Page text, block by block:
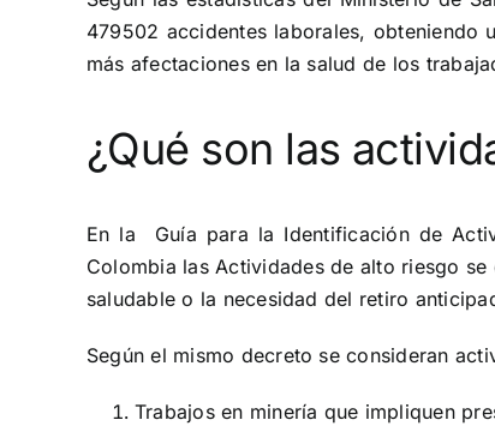
479502 accidentes laborales, obteniendo
más afectaciones en la salud de los
¿Qué son las
En la Guía para la Identificación de
Colombia las Actividades de alto riesgo
saludable o la necesidad del retiro
Según el mismo decreto se consideran
Trabajos en minería que impliquen